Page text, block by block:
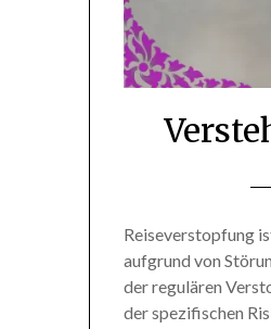
Reiseverstopfung
aufgrund von
der regulären
der spezifischen